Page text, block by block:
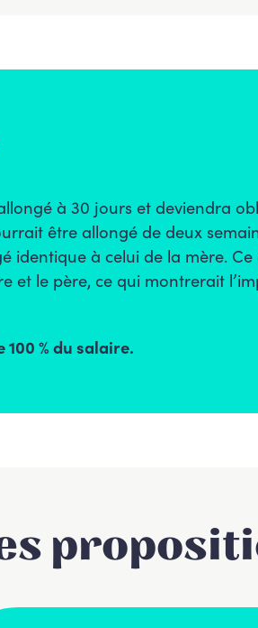
à 30 jours et deviendra
être allongé de deux
identique à celui de la mère.
et le père, ce qui montrerait
% du salaire.